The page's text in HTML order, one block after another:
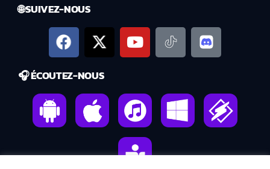
🌐 SUIVEZ-NOUS
🎧 ÉCOUTEZ-NOUS